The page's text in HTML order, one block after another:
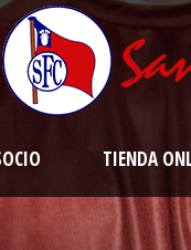
TIENDA